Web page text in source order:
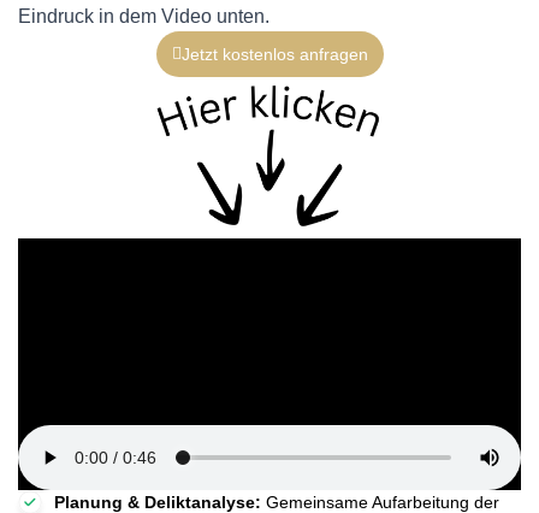
Eindruck in dem Video unten.
Jetzt kostenlos anfragen
Planung & Deliktanalyse: Gemeinsame Aufarbeitung der